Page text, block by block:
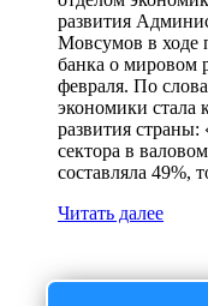
развития
Мовсумов в ходе
банка о мировом
февраля. По
экономики стала
развития страны:
сектора в
составляла 49%,
Читать далее